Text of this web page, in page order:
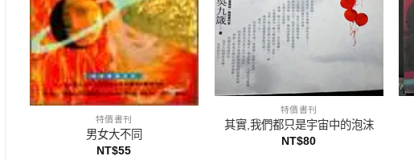
特價書刊
男女大不同
NT$55
特價書刊
其實,我們都只是宇宙中的泡沫
NT$80